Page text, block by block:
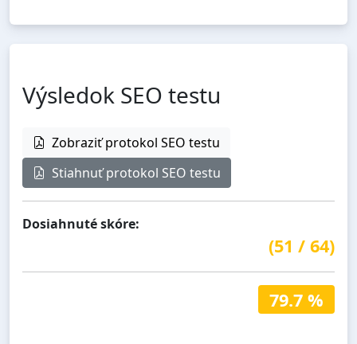
Výsledok SEO testu
Zobraziť protokol SEO testu
Stiahnuť protokol SEO testu
Dosiahnuté skóre:
(51 / 64)
79.7 %